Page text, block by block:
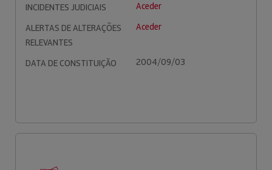
INCIDENTES JUDICIAIS
Aceder
ALERTAS DE ALTERAÇÕES
RELEVANTES
Aceder
DATA DE CONSTITUIÇÃO 2004/09/03